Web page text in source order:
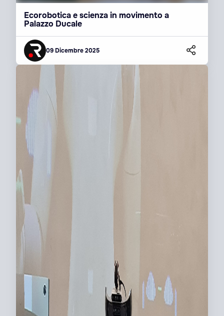
Ecorobotica e scienza in movimento a
Palazzo Ducale
09 Dicembre 2025